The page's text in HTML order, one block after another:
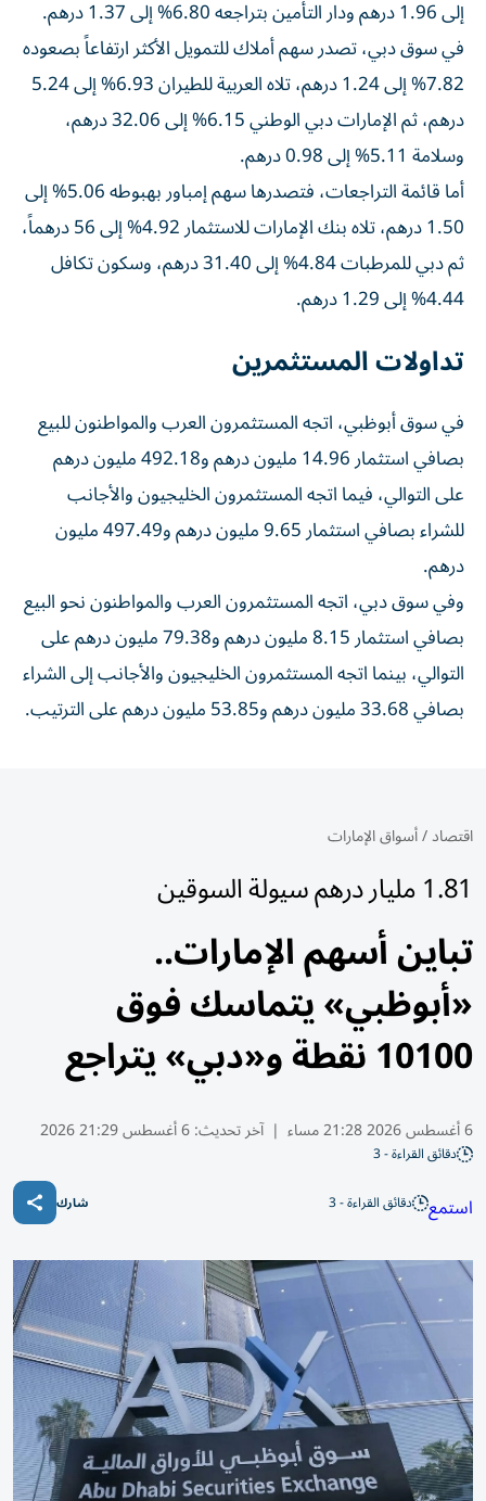
إلى 1.96 درهم ودار التأمين بتراجعه 6.80% إلى 1.37 درهم.
في سوق دبي، تصدر سهم أملاك للتمويل الأكثر ارتفاعاً بصعوده
7.82% إلى 1.24 درهم، تلاه العربية للطيران 6.93% إلى 5.24
درهم، ثم الإمارات دبي الوطني 6.15% إلى 32.06 درهم،
وسلامة 5.11% إلى 0.98 درهم.
أما قائمة التراجعات، فتصدرها سهم إمباور بهبوطه 5.06% إلى
1.50 درهم، تلاه بنك الإمارات للاستثمار 4.92% إلى 56 درهماً،
ثم دبي للمرطبات 4.84% إلى 31.40 درهم، وسكون تكافل
4.44% إلى 1.29 درهم.
تداولات المستثمرين
في سوق أبوظبي، اتجه المستثمرون العرب والمواطنون للبيع
بصافي استثمار 14.96 مليون درهم و492.18 مليون درهم
على التوالي، فيما اتجه المستثمرون الخليجيون والأجانب
للشراء بصافي استثمار 9.65 مليون درهم و497.49 مليون
درهم.
وفي سوق دبي، اتجه المستثمرون العرب والمواطنون نحو البيع
بصافي استثمار 8.15 مليون درهم و79.38 مليون درهم على
التوالي، بينما اتجه المستثمرون الخليجيون والأجانب إلى الشراء
بصافي 33.68 مليون درهم و53.85 مليون درهم على الترتيب.
اقتصاد/أسواق الإمارات
1.81 مليار درهم سيولة السوقين
تباين أسهم الإمارات..
«أبوظبي» يتماسك فوق
10100 نقطة و«دبي» يتراجع
6 أغسطس 2026 21:28 مساء | آخر تحديث:6 أغسطس 21:29 2026
دقائق القراءة - 3
استمع دقائق القراءة - 3 شارك